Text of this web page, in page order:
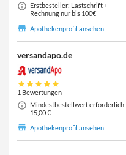
Erstbesteller: Lastschrift +
Rechnung nur bis 100€
Apothekenprofil ansehen
versandapo.de
1 Bewertungen
Mindestbestellwert erforderlich:
15,00 €
Apothekenprofil ansehen